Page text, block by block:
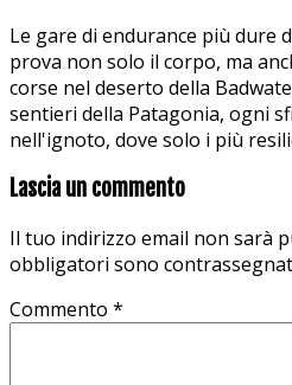
Le gare di endurance più dure
prova non solo il corpo, ma
corse nel deserto della
sentieri della Patagonia, ogni
nell'ignoto, dove solo i più
Lascia un commento
Il tuo indirizzo email non sarà
obbligatori sono
Commento *